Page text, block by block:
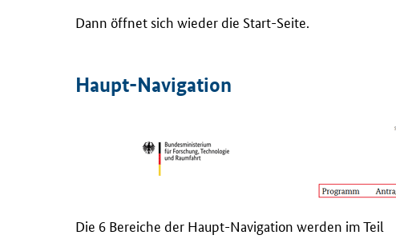
Dann öffnet sich wieder die Start-Seite.
Haupt-Navigation
Die 6 Bereiche der Haupt-Navigation werden im Teil